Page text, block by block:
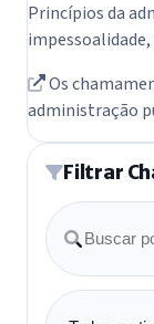
Princípios da
Os
administração
Filtrar
Buscar